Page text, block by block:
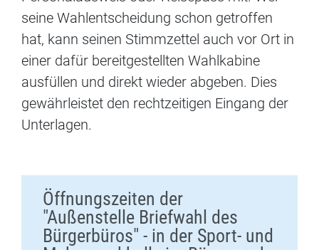
seine Wahlentscheidung schon getroffen
hat, kann seinen Stimmzettel auch vor Ort in
einer dafür bereitgestellten Wahlkabine
ausfüllen und direkt wieder abgeben. Dies
gewährleistet den rechtzeitigen Eingang der
Unterlagen.
Öffnungszeiten der
"Außenstelle Briefwahl des
Bürgerbüros" - in der Sport- und